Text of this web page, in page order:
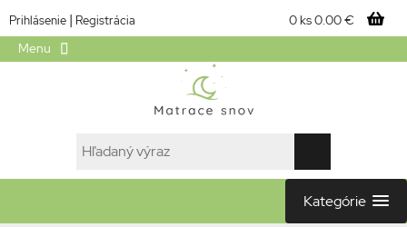
Prihlásenie | Registrácia 0 ks0.00 €
Menu
Kategórie